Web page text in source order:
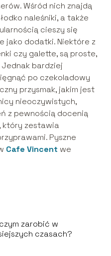
Wśród nich znajdą
naleśniki, a także
cieszy się
jako dodatki. Niektóre z
czy galette, są proste,
bardziej
po czekoladowy
przysmak, jakim jest
nieoczywistych,
z pewnością docenią
który zestawia
Pyszne
Cafe Vincent we
zarobić w
czasach?